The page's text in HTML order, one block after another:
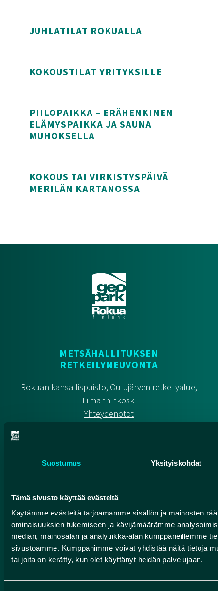
Suostumus Yksityiskohdat
Tämä sivusto käyttää evästeitä
Käytämme evästeitä tarjoamamme sisällön ja mainosten
ominaisuuksien tukemiseen ja kävijämäärämme
median, mainosalan ja analytiikka-alan kumppaneillemme
sivustoamme. Kumppanimme voivat yhdistää näitä tietoja
tai joita on kerätty, kun olet käyttänyt heidän palvelujaan.
JUHLATILAT ROKUALLA
KOKOUSTILAT YRITYKSILLE
PIILOPAIKKA – ERÄHENKINEN
ELÄMYSPAIKKA JA SAUNA
MUHOKSELLA
KOKOUS TAI VIRKISTYSPÄIVÄ
MERILÄN KARTANOSSA
METSÄHALLITUKSEN
RETKEILYNEUVONTA
Rokuan kansallispuisto, Oulujärven retkeilyalue,
Liimanninkoski
Yhteydenotot
Suomen geoparkit
HUMANPOLIS OY (ROKUA GEOPARK)
Valtatie 17
91500 Muhos
info@rokuageopark.fi
Tilaa Geoparkin uutiskirje